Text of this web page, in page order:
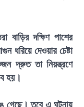
বাড়ির দক্ষিণ পাশের
ধরিয়ে দেওয়ার চেষ্টা
দ্রুত তা নিয়ন্ত্রণে
হয়।
গেছে। তবে এ ঘটনায়